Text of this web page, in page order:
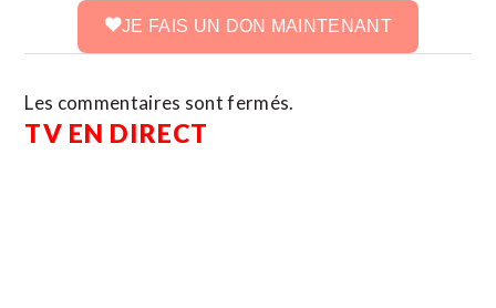
JE FAIS UN DON MAINTENANT
Les commentaires sont fermés.
TV EN DIRECT